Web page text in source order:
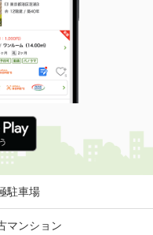
駐車場
マンション